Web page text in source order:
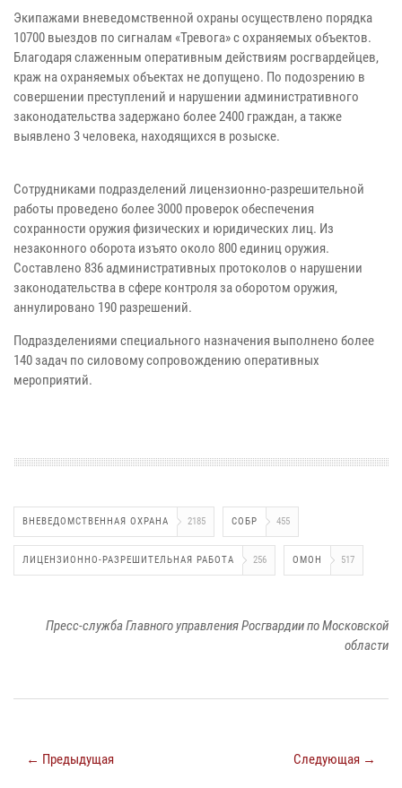
Экипажами вневедомственной охраны осуществлено порядка
10700 выездов по сигналам «Тревога» с охраняемых объектов.
Благодаря слаженным оперативным действиям росгвардейцев,
краж на охраняемых объектах не допущено. По подозрению в
совершении преступлений и нарушении административного
законодательства задержано более 2400 граждан, а также
выявлено 3 человека, находящихся в розыске.
Сотрудниками подразделений лицензионно-разрешительной
работы проведено более 3000 проверок обеспечения
сохранности оружия физических и юридических лиц. Из
незаконного оборота изъято около 800 единиц оружия.
Составлено 836 административных протоколов о нарушении
законодательства в сфере контроля за оборотом оружия,
аннулировано 190 разрешений.
Подразделениями специального назначения выполнено более
140 задач по силовому сопровождению оперативных
мероприятий.
ВНЕВЕДОМСТВЕННАЯ ОХРАНА 2185 СОБР 455
ЛИЦЕНЗИОННО-РАЗРЕШИТЕЛЬНАЯ РАБОТА 256 ОМОН 517
Пресс-служба Главного управления Росгвардии по Московской
области
← Предыдущая Следующая →